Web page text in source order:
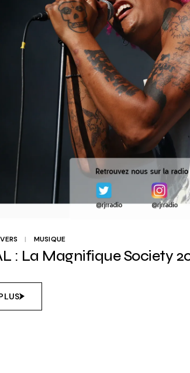
MUSIQUE
: La Magnifique Society